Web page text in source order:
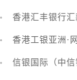
香港汇丰银行
香港工银亚洲·
信银国际（中